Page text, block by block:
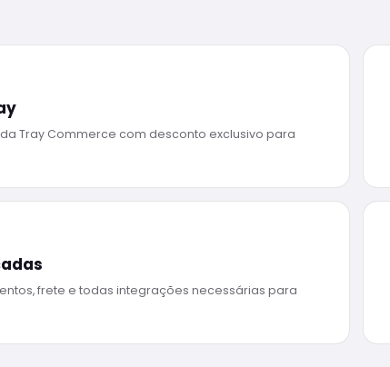
Tray Commerce com desconto exclusivo para
frete e todas integrações necessárias para